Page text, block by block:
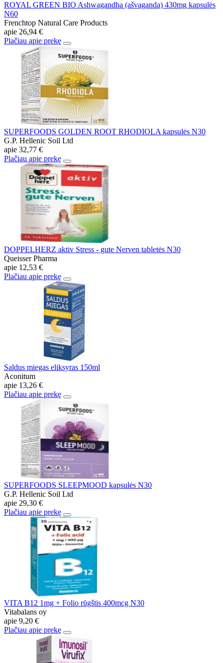
ROYAL GREEN BIO Ashwagandha (ašvaganda) 430mg kapsulės
N60
Frenchtop Natural Care Products
apie 26,94 €
Plačiau apie prekę
SUPERFOODS GOLDEN ROOT RHODIOLA kapsulės N30
G.P. Hellenic Soil Ltd
apie 32,77 €
Plačiau apie prekę
DOPPELHERZ aktiv Stress - gute Nerven tabletės N30
Queisser Pharma
apie 12,53 €
Plačiau apie prekę
Saldus miegas eliksyras 150ml
Aconitum
apie 13,26 €
Plačiau apie prekę
SUPERFOODS SLEEPMOOD kapsulės N30
G.P. Hellenic Soil Ltd
apie 29,30 €
Plačiau apie prekę
VITA B12 1mg + Folio rūgštis 400mcg N30
Vitabalans oy
apie 9,20 €
Plačiau apie prekę